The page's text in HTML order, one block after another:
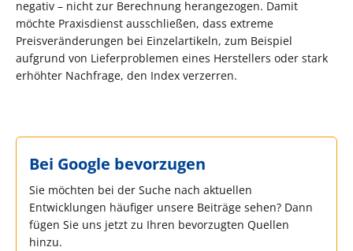
negativ – nicht zur Berechnung herangezogen. Damit
möchte Praxisdienst ausschließen, dass extreme
Preisveränderungen bei Einzelartikeln, zum Beispiel
aufgrund von Lieferproblemen eines Herstellers oder stark
erhöhter Nachfrage, den Index verzerren.
Bei Google bevorzugen
Sie möchten bei der Suche nach aktuellen
Entwicklungen häufiger unsere Beiträge sehen? Dann
fügen Sie uns jetzt zu Ihren bevorzugten Quellen
hinzu.